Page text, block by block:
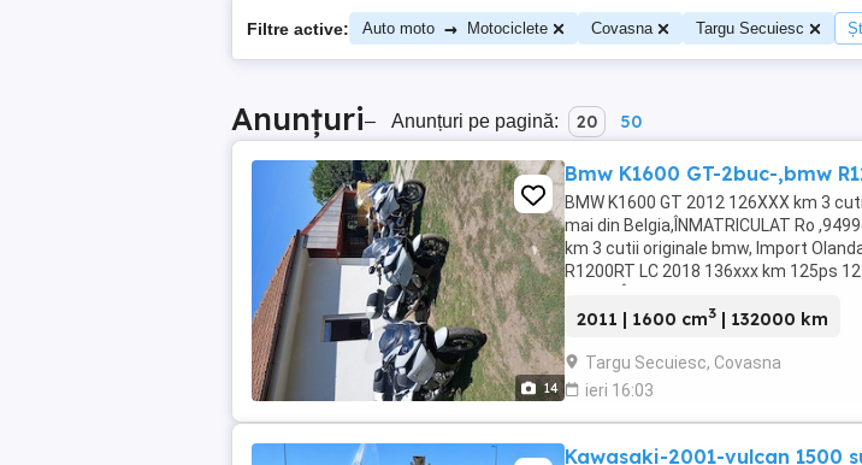
Filtre active: Auto moto → Motociclete Covasna Targu Secuiesc
Anunțuri– Anunțuri pe pagină: 20 50
14
Bmw K1600 GT-2buc-,bmw
BMW K1600 GT 2012 126XXX km 3
mai din Belgia,ÎNMATRICULAT Ro
km 3 cutii originale bmw, Import
R1200RT LC 2018 136xxx km 125ps
2011 | 1600 cm3 | 132000 km
Targu Secuiesc, Covasna
ieri 16:03
Kawasaki-2001-vulcan 1500